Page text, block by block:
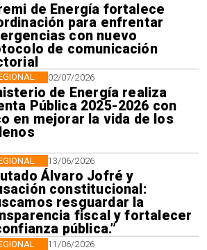
de Energía fortalece
para enfrentar
con nuevo
de comunicación
02/07/2026
de Energía realiza
Pública 2025-2026 con
en mejorar la vida de los
13/06/2026
Álvaro Jofré y
constitucional:
resguardar la
fiscal y fortalecer
pública.”
11/06/2026